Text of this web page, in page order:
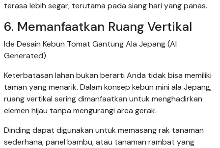
terasa lebih segar, terutama pada siang hari yang panas.
6. Memanfaatkan Ruang Vertikal
Ide Desain Kebun Tomat Gantung Ala Jepang (AI
Generated)
Keterbatasan lahan bukan berarti Anda tidak bisa memiliki
taman yang menarik. Dalam konsep kebun mini ala Jepang,
ruang vertikal sering dimanfaatkan untuk menghadirkan
elemen hijau tanpa mengurangi area gerak.
Dinding dapat digunakan untuk memasang rak tanaman
sederhana, panel bambu, atau tanaman rambat yang